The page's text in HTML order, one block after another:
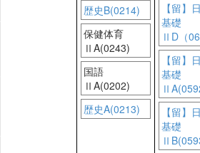
歴史B(0214)
保健体育
ⅡA(0243)
国語
ⅡA(0202)
歴史A(0213)
【留】
基礎
ⅡD（
【留】
基礎
【留】
基礎